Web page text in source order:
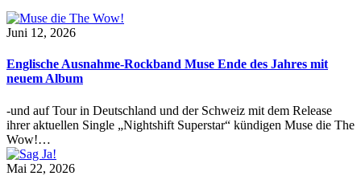
Juni 12, 2026
Englische Ausnahme-Rockband Muse Ende des Jahres mit
neuem Album
-und auf Tour in Deutschland und der Schweiz mit dem Release
ihrer aktuellen Single „Nightshift Superstar“ kündigen Muse die The
Wow!…
Mai 22, 2026